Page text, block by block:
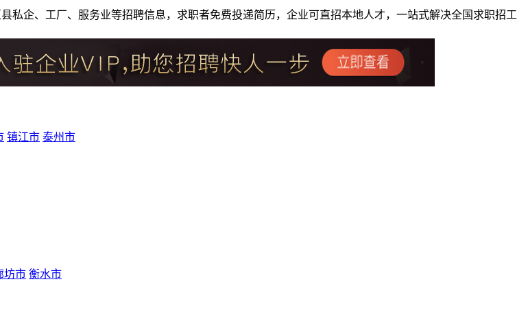
私企、工厂、服务业等招聘信息，求职者免费投递简历，企业可直招本地人才，一站式解决全国求职招工
镇江市 泰州市
坊市 衡水市